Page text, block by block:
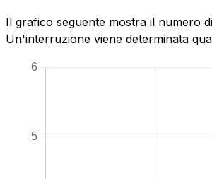
Il grafico seguente mostra il numero
Un'interruzione viene determinata